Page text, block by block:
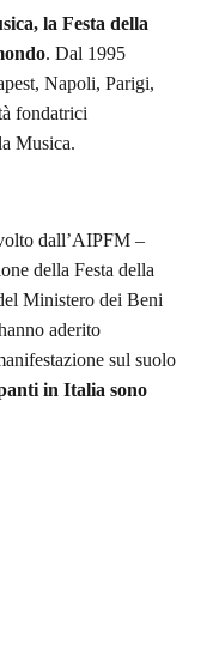
la Festa della
. Dal 1995
Napoli, Parigi,
fondatrici
Musica.
dall’AIPFM –
della Festa della
Ministero dei Beni
aderito
sul suolo
in Italia sono